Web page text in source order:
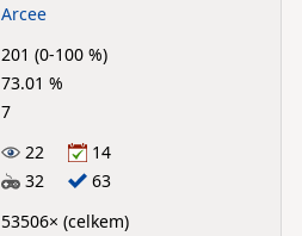
Arcee
201 (0-100 %)
73.01 %
7
22
14
32
63
53506× (celkem)